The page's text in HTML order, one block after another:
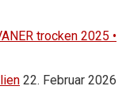
trocken 2025 •
22. Februar 2026